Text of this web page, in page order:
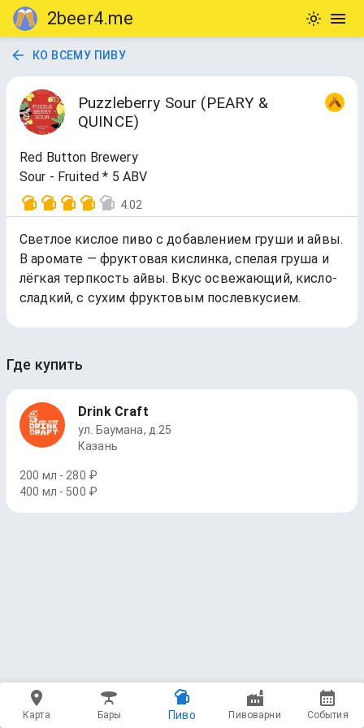
2beer4.me
КО ВСЕМУ ПИВУ
Puzzleberry Sour (PEARY &
QUINCE)
Red Button Brewery
Sour - Fruited * 5 ABV
4.02
Светлое кислое пиво с добавлением груши и айвы.
В аромате — фруктовая кислинка, спелая груша и
лёгкая терпкость айвы. Вкус освежающий, кисло-
сладкий, с сухим фруктовым послевкусием.
Где купить
Drink Craft
ул. Баумана, д.25
Казань
200 мл - 280 ₽
400 мл - 500 ₽
Карта Бары Пиво Пивоварни События